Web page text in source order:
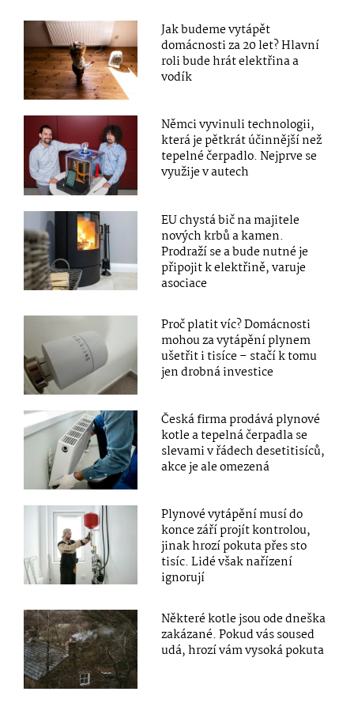
Jak budeme vytápět
domácnosti za 20 let? Hlavní
roli bude hrát elektřina a
vodík
Němci vyvinuli technologii,
která je pětkrát účinnější než
tepelné čerpadlo. Nejprve se
využije v autech
EU chystá bič na majitele
nových krbů a kamen.
Prodraží se a bude nutné je
připojit k elektřině, varuje
asociace
Proč platit víc? Domácnosti
mohou za vytápění plynem
ušetřit i tisíce – stačí k tomu
jen drobná investice
Česká firma prodává plynové
kotle a tepelná čerpadla se
slevami v řádech desetitisíců,
akce je ale omezená
Plynové vytápění musí do
konce září projít kontrolou,
jinak hrozí pokuta přes sto
tisíc. Lidé však nařízení
ignorují
Některé kotle jsou ode dneška
zakázané. Pokud vás soused
udá, hrozí vám vysoká pokuta